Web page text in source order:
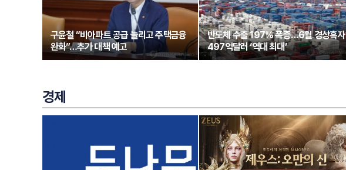
구윤철 “비아파트 공급 늘리고 주택금융
완화”…추가 대책 예고
반도체 수출 197% 폭증…6월 경상흑자
497억달러 ‘역대 최대’
경제